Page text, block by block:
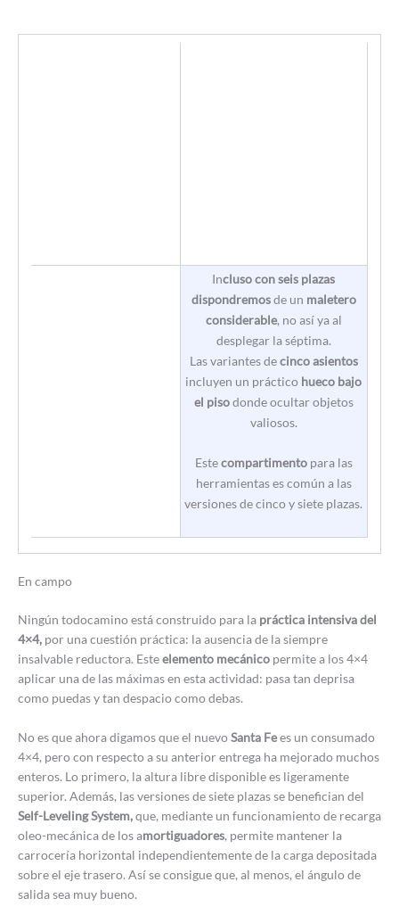
Incluso con seis plazas
dispondremosde un maletero
considerable, no así ya al
desplegar la séptima.
Las variantes decinco asientos
incluyen un práctico hueco bajo
el pisodonde ocultar objetos
valiosos.
Estecompartimento para las
herramientas es común a las
versiones de cinco y siete plazas.
En campo
Ningún todocamino está construido para la práctica intensiva del
4×4, por una cuestión práctica: la ausencia de la siempre
insalvable reductora. Esteelemento mecánico permite a los 4×4
aplicar una de las máximas en esta actividad: pasa tan deprisa
como puedas y tan despacio como debas.
No es que ahora digamos que el nuevoSanta Fees un consumado
4×4, pero con respecto a su anterior entrega ha mejorado muchos
enteros. Lo primero, la altura libre disponible es ligeramente
superior. Además, las versiones de siete plazas se benefician del
Self-Leveling System,que, mediante un funcionamiento de recarga
oleo-mecánica de los amortiguadores, permite mantener la
carrocería horizontal independientemente de la carga depositada
sobre el eje trasero. Así se consigue que, al menos, el ángulo de
salida sea muy bueno.